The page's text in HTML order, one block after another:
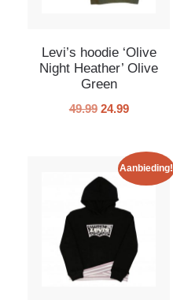
Levi’s hoodie ‘Olive
Night Heather’ Olive
Green
49.99 24.99
Aanbieding!